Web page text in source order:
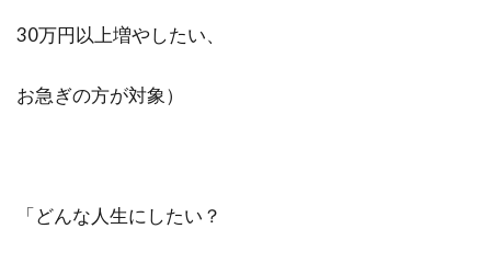
30万円以上増やしたい、
お急ぎの方が対象）
「どんな人生にしたい？